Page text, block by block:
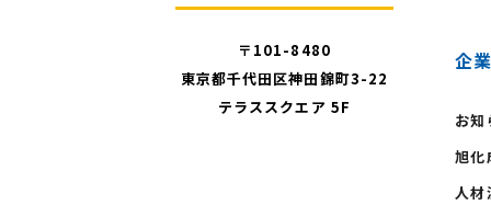
〒101-8480
東京都千代田区神田錦町3-22
テラススクエア 5F
企
お知
旭化
人材